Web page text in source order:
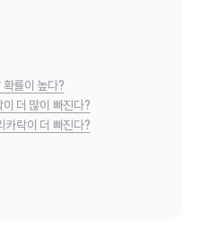
률이 높다?
더 많이 빠진다?
카락이 더 빠진다?